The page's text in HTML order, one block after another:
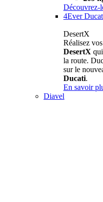
Découvrez-
4Ever
DesertX
Réalisez
DesertX
la route.
sur le
Ducati.
En savoir
Diavel